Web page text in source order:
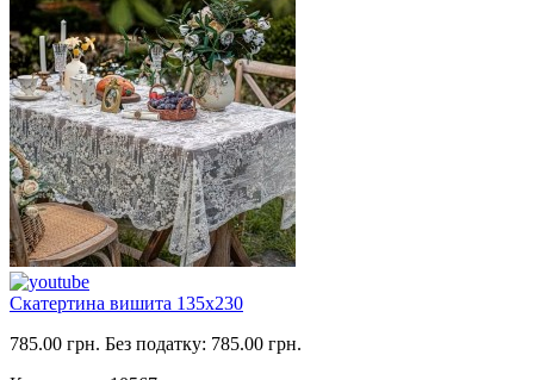
Скатертина вишита 135х230
785.00 грн. Без податку: 785.00 грн.